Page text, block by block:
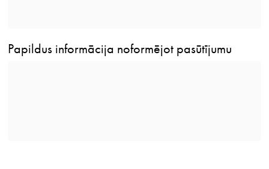
Papildus informācija noformējot pasūtījumu